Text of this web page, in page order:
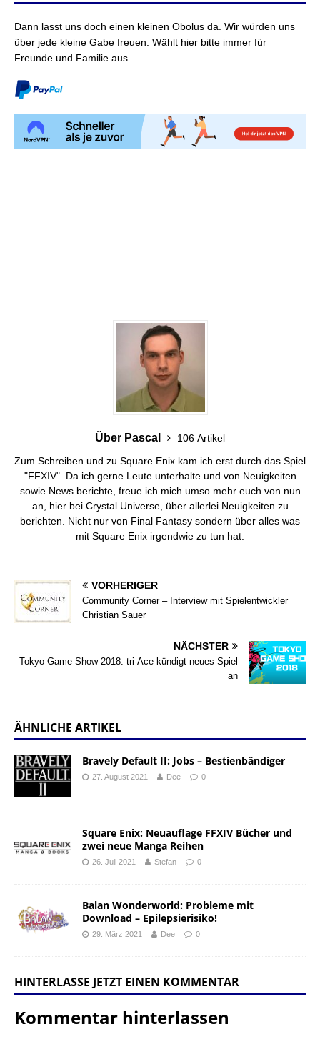
Dann lasst uns doch einen kleinen Obolus da. Wir würden uns
über jede kleine Gabe freuen. Wählt hier bitte immer für
Freunde und Familie aus.
Über Pascal
106 Artikel
Zum Schreiben und zu Square Enix kam ich erst durch das Spiel
"FFXIV". Da ich gerne Leute unterhalte und von Neuigkeiten
sowie News berichte, freue ich mich umso mehr euch von nun
an, hier bei Crystal Universe, über allerlei Neuigkeiten zu
berichten. Nicht nur von Final Fantasy sondern über alles was
mit Square Enix irgendwie zu tun hat.
VORHERIGER
Community Corner – Interview mit Spielentwickler
Christian Sauer
NÄCHSTER
Tokyo Game Show 2018: tri-Ace kündigt neues Spiel
an
ÄHNLICHE ARTIKEL
Bravely Default II: Jobs – Bestienbändiger
27. August 2021 Dee 0
Square Enix: Neuauflage FFXIV Bücher und
zwei neue Manga Reihen
26. Juli 2021 Stefan 0
Balan Wonderworld: Probleme mit
Download – Epilepsierisiko!
29. März 2021 Dee 0
HINTERLASSE JETZT EINEN KOMMENTAR
Kommentar hinterlassen